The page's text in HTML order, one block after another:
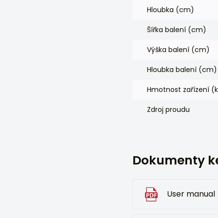
Hloubka (cm)
Šířka balení (cm)
Výška balení (cm)
Hloubka balení (cm)
Hmotnost zařízení
Zdroj proudu
Dokumenty
User manual